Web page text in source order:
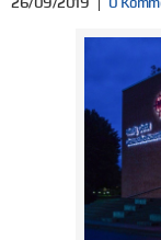
26/09/2019 0